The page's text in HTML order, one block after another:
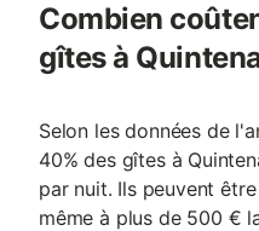
Combien
gîtes à
Selon les données de
40% des gîtes à
par nuit. Ils peuvent
même à plus de 500 €